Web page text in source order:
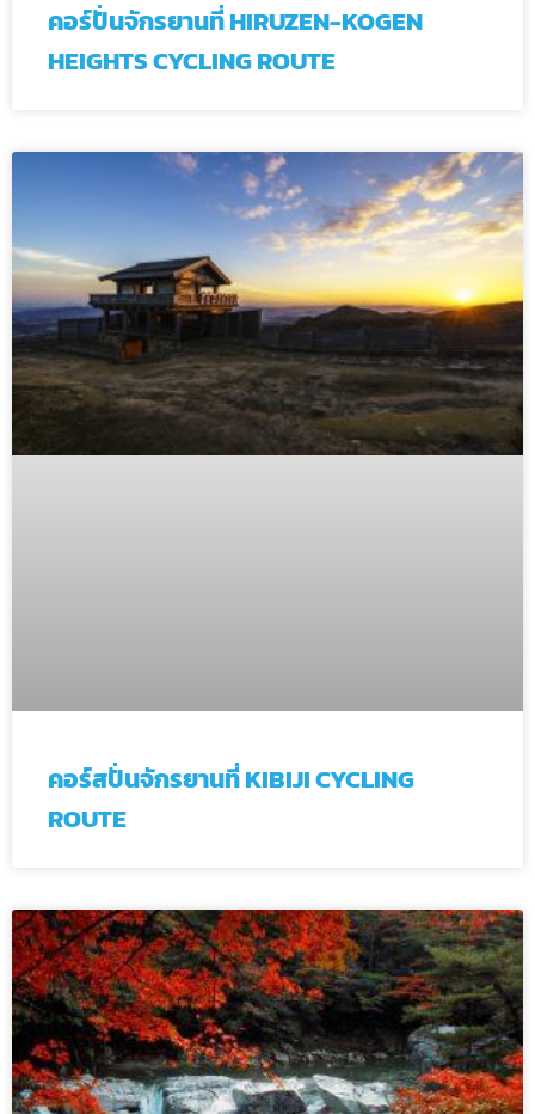
คอร์ปั่นจักรยานที่ HIRUZEN-KOGEN
HEIGHTS CYCLING ROUTE
คอร์สปั่นจักรยานที่ KIBIJI CYCLING
ROUTE